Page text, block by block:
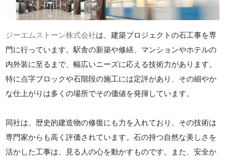
ジーエムストーン株式会社は、建築プロジェクトの石工事を専
門に行っています。駅舎の新築や修繕、マンションやホテルの
内外装に至るまで、幅広いニーズに応える技術力があります。
特に点字ブロックや石階段の施工には定評があり、その細やか
な仕上がりは多くの場所でその価値を発揮しています。
同社は、歴史的建造物の修復にも力を入れており、その技術は
専門家からも高く評価されています。石の持つ自然な美しさを
活かした工事は、見る人の心を動かすものです。また、安全か